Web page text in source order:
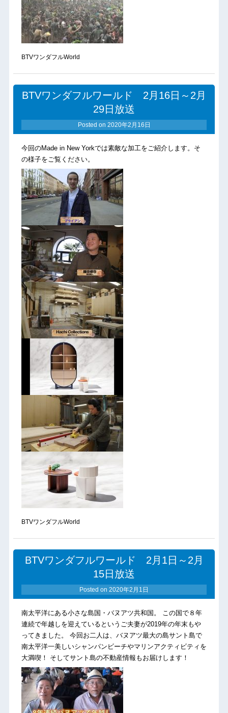
BTVワンダフルWorld
BTVワンダフルワールド 2月16日～2月
29日放送
Posted on 2020年2月16日
今回のMade in New Yorkでは素敵な加工をご紹介します。そ
の様子をご覧ください。
BTVワンダフルWorld
BTVワンダフルワールド 2月1日～2月
15日放送
Posted on 2020年2月1日
南太平洋にある小さな島国・バヌアツ共和国。 この国で８年
連続で年越しを迎えているというご夫妻が2019年の年末もや
ってきました。 今回お二人は、バヌアツ最大の島サント島で
南太平洋一美しいシャンパンビーチやマリンアクティビティを
大満喫！ そしてサント島の不動産情報もお届けします！